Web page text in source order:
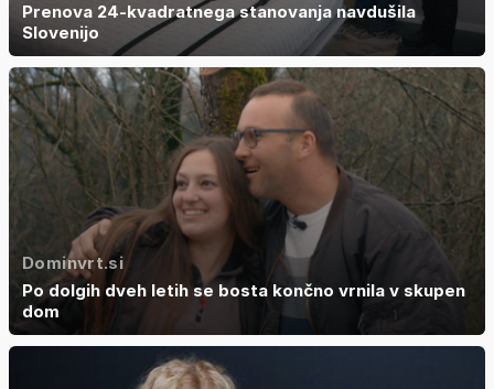
Prenova 24-kvadratnega stanovanja navdušila
Slovenijo
Dominvrt.si
Po dolgih dveh letih se bosta končno vrnila v skupen
dom